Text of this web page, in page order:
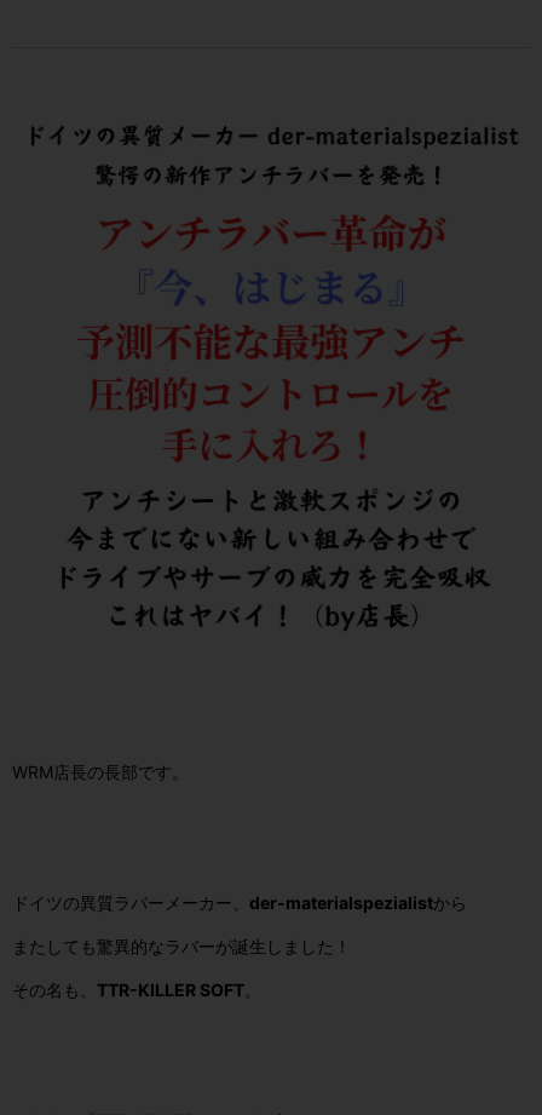
WRM店長の長部です。
ドイツの異質ラバーメーカー、 der-materialspezialistから
またしても驚異的なラバーが誕生しました！
その名も、 TTR-KILLER SOFT